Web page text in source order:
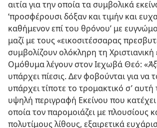
αιτία για την οποία τα συμβολικά
‘προσφέρουσι δόξαν και τιμήν και
καθήμενον επί του θρόνου’ με
μαζί με τους «εικοσιτέσσαρας
συμβολίζουν ολόκληρη τη Χριστιανική
Ομόθυμα λέγουν στον Ιεχωβά Θεό: «
υπάρχει πίεσις. Δεν φοβούνται για να
υπάρχει τίποτε το τρομακτικό σ’
υψηλή περιγραφή Εκείνου που
οποία τον παρομοιάζει με πλουσίους
πολυτίμους λίθους, εξαιρετικά